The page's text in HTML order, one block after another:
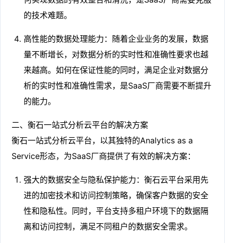
的技术难题。
高性能的数据处理能力：随着企业业务的发展，数据
量不断增长，对数据分析的实时性和准确性要求也越
来越高。如何在保证性能的同时，满足企业对数据分
析的实时性和准确性需求，是SaaS厂商需要不断提升
的能力。
二、衡石一站式分析云平台的解决方案
衡石一站式分析云平台，以其独特的Analytics as a
Service形态，为SaaS厂商提供了有效的解决方案：
强大的数据安全与隐私保护能力：衡石云平台采用先
进的加密技术和访问控制策略，确保客户数据的安全
性和隐私性。同时，平台支持多租户环境下的数据隔
离和访问控制，满足不同租户的数据安全需求。